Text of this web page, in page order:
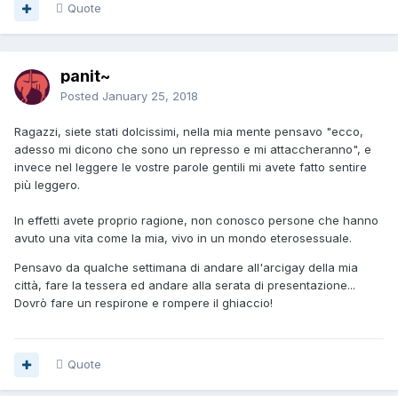
Quote
panit~
Posted January 25, 2018
Ragazzi, siete stati dolcissimi, nella mia mente pensavo "ecco,
adesso mi dicono che sono un represso e mi attaccheranno", e
invece nel leggere le vostre parole gentili mi avete fatto sentire
più leggero.
In effetti avete proprio ragione, non conosco persone che hanno
avuto una vita come la mia, vivo in un mondo eterosessuale.
Pensavo da qualche settimana di andare all'arcigay della mia
città, fare la tessera ed andare alla serata di presentazione...
Dovrò fare un respirone e rompere il ghiaccio!
Quote